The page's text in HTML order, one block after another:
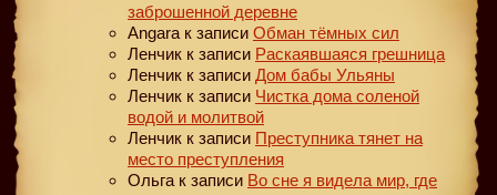
заброшенной деревне
Angaraк записи Обман тёмных сил
Ленчик к записи Раскаявшаяся грешница
Ленчик к записи Дом бабы Ульяны
Ленчик к записи Чистка дома соленой
водой и молитвой
Ленчик к записи Преступника тянет на
место преступления
Ольгак записи Во сне я видела мир, где